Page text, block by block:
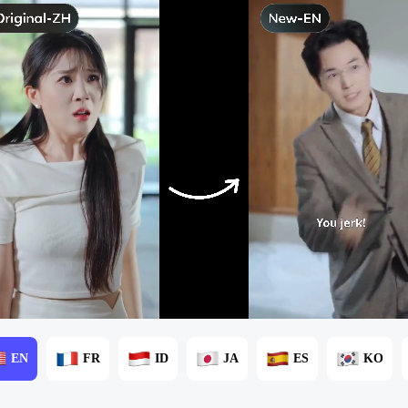
EN FR ID JA ES KO